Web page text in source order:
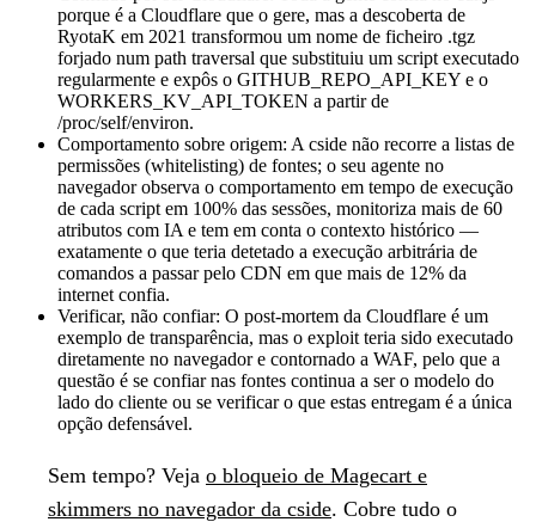
porque é a Cloudflare que o gere, mas a descoberta de
RyotaK em 2021 transformou um nome de ficheiro .tgz
forjado num path traversal que substituiu um script executado
regularmente e expôs o GITHUB_REPO_API_KEY e o
WORKERS_KV_API_TOKEN a partir de
/proc/self/environ.
Comportamento sobre origem: A cside não recorre a listas de
permissões (whitelisting) de fontes; o seu agente no
navegador observa o comportamento em tempo de execução
de cada script em 100% das sessões, monitoriza mais de 60
atributos com IA e tem em conta o contexto histórico —
exatamente o que teria detetado a execução arbitrária de
comandos a passar pelo CDN em que mais de 12% da
internet confia.
Verificar, não confiar: O post-mortem da Cloudflare é um
exemplo de transparência, mas o exploit teria sido executado
diretamente no navegador e contornado a WAF, pelo que a
questão é se confiar nas fontes continua a ser o modelo do
lado do cliente ou se verificar o que estas entregam é a única
opção defensável.
Sem tempo? Veja o bloqueio de Magecart e
skimmers no navegador da cside. Cobre tudo o